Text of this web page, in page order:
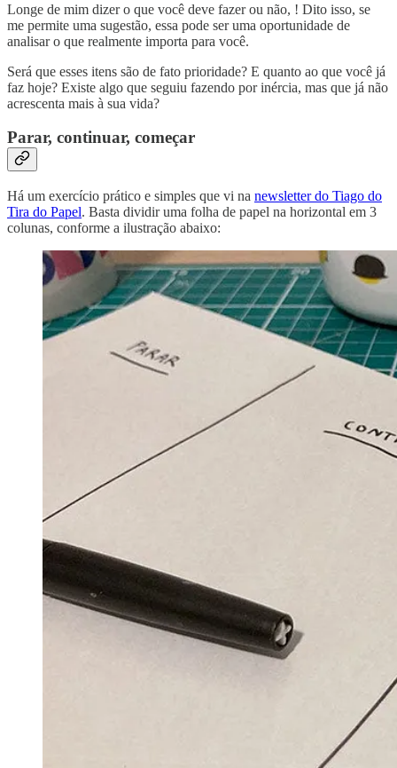
Longe de mim dizer o que você deve fazer ou não, ! Dito isso, se
me permite uma sugestão, essa pode ser uma oportunidade de
analisar o que realmente importa para você.
Será que esses itens são de fato prioridade? E quanto ao que você já
faz hoje? Existe algo que seguiu fazendo por inércia, mas que já não
acrescenta mais à sua vida?
Parar, continuar, começar
Há um exercício prático e simples que vi na newsletter do Tiago do
Tira do Papel. Basta dividir uma folha de papel na horizontal em 3
colunas, conforme a ilustração abaixo: